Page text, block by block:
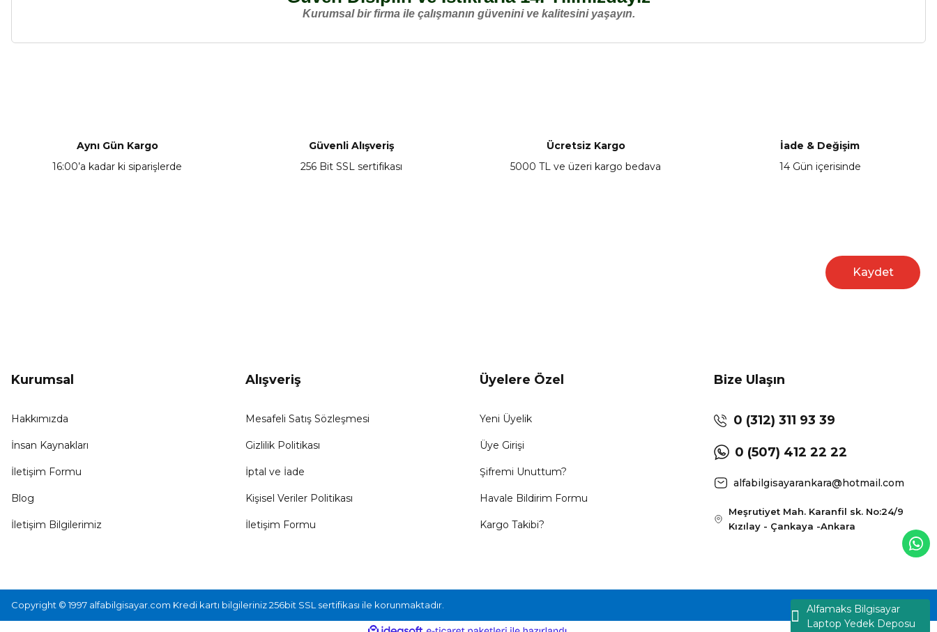
Alfamaks Bilgisayar
Laptop Yedek Deposu
Kurumsal bir firma ile çalışmanın güvenini ve kalitesini yaşayın.
Ürün açıklamasında eksik bilgiler bulunuyor.
Ürün bilgilerinde hatalar bulunuyor.
Aynı Gün Kargo
16:00’a kadar ki siparişlerde
Güvenli Alışveriş
256 Bit SSL sertifikası
Ücretsiz Kargo
5000 TL ve üzeri kargo bedava
İade & Değişim
14 Gün içerisinde
Kaydet
Kurumsal
Hakkımızda
İnsan Kaynakları
İletişim Formu
Blog
İletişim Bilgilerimiz
Alışveriş
Mesafeli Satış Sözleşmesi
Gizlilik Politikası
İptal ve İade
Kişisel Veriler Politikası
İletişim Formu
Üyelere Özel
Yeni Üyelik
Üye Girişi
Şifremi Unuttum?
Havale Bildirim Formu
Kargo Takibi?
Bize Ulaşın
0 (312) 311 93 39
0 (507) 412 22 22
alfabilgisayarankara@hotmail.com
Meşrutiyet Mah. Karanfil sk. No:24/9
Kızılay - Çankaya -Ankara
Copyright © 1997 alfabilgisayar.com Kredi kartı bilgileriniz 256bit SSL sertifikası ile korunmaktadır.